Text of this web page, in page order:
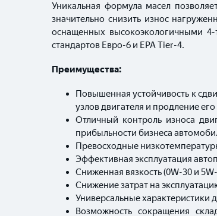
Уникальная формула масел
значительно снизить износ
оснащенных высокоэкологичными
стандартов Евро-6 и EPA Tier-4.
Преимущества:
Повышенная устойчивость к
узлов двигателя и продление его
Отличный контроль износа
прибыльности бизнеса
Превосходные
Эффективная эксплуатация
Сниженная вязкость (0W-30 и
Снижение затрат на
Универсальные характеристики
Возможность сокращения